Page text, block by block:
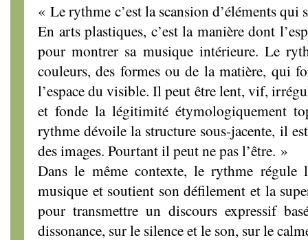
« Le rythme c’est la scansion d’éléments qui
En arts plastiques, c’est la manière dont
pour montrer sa musique intérieure. Le
couleurs, des formes ou de la matière, qui
l’espace du visible. Il peut être lent, vif,
et fonde la légitimité étymologiquement
rythme dévoile la structure sous-jacente, il
des images. Pourtant il peut ne pas l’être. »
Dans le même contexte, le rythme régule
musique et soutient son défilement et la
pour transmettre un discours expressif
dissonance, sur le silence et le son, sur le